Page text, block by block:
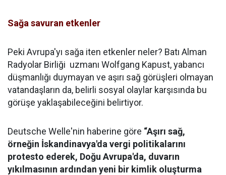
Sağa savuran etkenler
Peki Avrupa'yı sağa iten etkenler neler? Batı Alman
Radyolar Birliği uzmanı Wolfgang Kapust, yabancı
düşmanlığı duymayan ve aşırı sağ görüşleri olmayan
vatandaşların da, belirli sosyal olaylar karşısında bu
görüşe yaklaşabileceğini belirtiyor.
Deutsche Welle'nin haberine göre “Aşırı sağ,
örneğin İskandinavya'da vergi politikalarını
protesto ederek, Doğu Avrupa'da, duvarın
yıkılmasının ardından yeni bir kimlik oluşturma